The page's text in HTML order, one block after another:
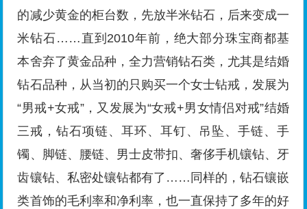
的减少黄金的柜台数，先放半米钻石，后来变成一
米钻石……直到2010年前，绝大部分珠宝商都基
本舍弃了黄金品种，全力营销钻石类，尤其是结婚
钻石品种，从当初的只购买一个女士钻戒，发展为
“男戒+女戒”，又发展为“女戒+男女情侣对戒”结婚
三戒，钻石项链、耳环、耳钉、吊坠、手链、手
镯、脚链、腰链、男士皮带扣、奢侈手机镶钻、牙
齿镶钻、私密处镶钻都有了……同样的，钻石镶嵌
类首饰的毛利率和净利率，也一直保持了多年的好